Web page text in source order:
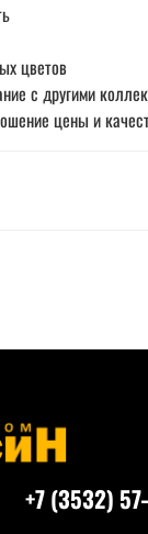
цветов
с другими
цены и
+7 (3532)